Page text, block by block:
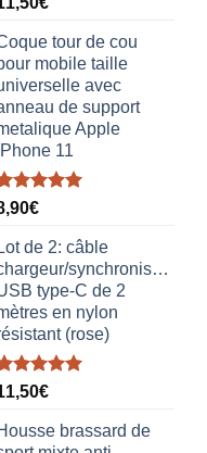
tour de cou
mobile taille
avec
de support
Apple
11
5.00
€
Lot de 2: câble
synchronisation
type-C de 2
en nylon
(rose)
5.00
€
brassard de